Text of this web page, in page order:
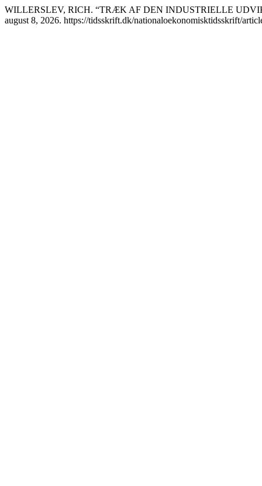
WILLERSLEV, RICH. “TRÆK AF DEN INDUSTRIELLE
august 8, 2026. https://tidsskrift.dk/nationaloekonomisktidsskrift/